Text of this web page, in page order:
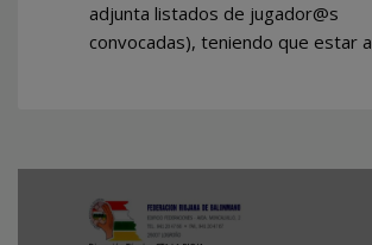
adjunta listados de jugador@s
convocadas), teniendo que estar a